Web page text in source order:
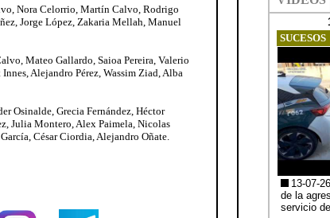
Nora Celorrio, Martín Calvo, Rodrigo
Jorge López, Zakaria Mellah, Manuel
Mateo Gallardo, Saioa Pereira, Valerio
Alejandro Pérez, Wassim Ziad, Alba
Osinalde, Grecia Fernández, Héctor
Julia Montero, Alex Paimela, Nicolas
César Ciordia, Alejandro Oñate.